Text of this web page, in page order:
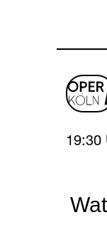
19:30